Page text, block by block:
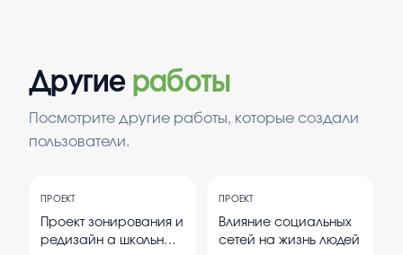
Другие работы
Посмотрите другие работы, которые создали
пользователи.
ПРОЕКТ
Проект зонирования и
редизайн а школьных
ПРОЕКТ
Влияние социальных
сетей на жизнь людей